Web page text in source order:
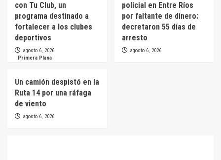
con Tu Club, un
programa destinado a
fortalecer a los clubes
deportivos
agosto 6, 2026
policial en Entre Ríos
por faltante de dinero:
decretaron 55 días de
arresto
agosto 6, 2026
Primera Plana
Un camión despistó en la
Ruta 14 por una ráfaga
de viento
agosto 6, 2026